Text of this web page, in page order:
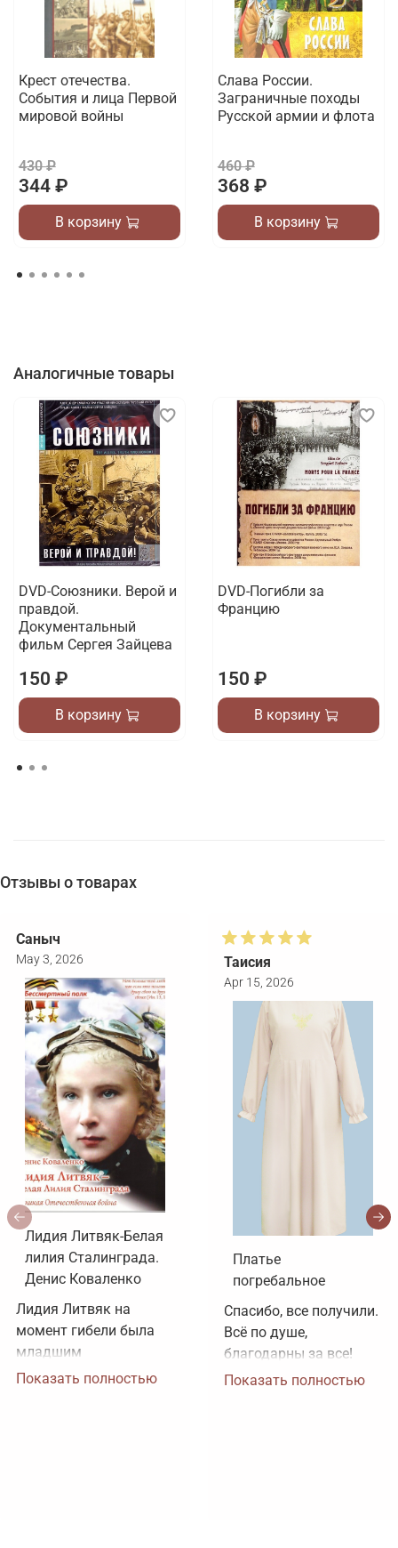
Крест отечества.
События и лица Первой
мировой войны
430 ₽
344 ₽
В корзину
Слава России.
Заграничные походы
Русской армии и флота
460 ₽
368 ₽
В корзину
Аналогичные товары
DVD-Союзники. Верой и
правдой.
Документальный
фильм Сергея Зайцева
150 ₽
В корзину
DVD-Погибли за
Францию
150 ₽
В корзину
Отзывы о товарах
Саныч
May 3, 2026
Лидия Литвяк-Белая
лилия Сталинграда.
Денис Коваленко
Лидия Литвяк на
момент гибели была
младшим
лейтенантом.
Показать полностью
Таисия
Apr 15, 2026
Платье
погребальное
Спасибо, все получили.
Всё по душе,
благодарны за все!
Показать полностью